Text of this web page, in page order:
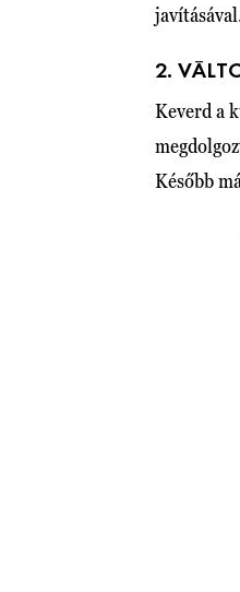
2.
Keverd a
Később